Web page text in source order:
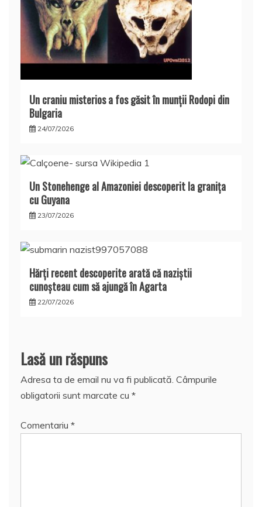
Un craniu misterios a fos găsit în munţii Rodopi din
Bulgaria
24/07/2026
Un Stonehenge al Amazoniei descoperit la graniţa
cu Guyana
23/07/2026
Hărţi recent descoperite arată că naziştii
cunoşteau cum să ajungă în Agarta
22/07/2026
Lasă un răspuns
Adresa ta de email nu va fi publicată. Câmpurile
obligatorii sunt marcate cu *
Comentariu *